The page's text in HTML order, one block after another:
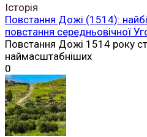
Історія
Повстання Дожі (1514):
повстання середньовічної
Повстання Дожі 1514 року
наймасштабніших
0